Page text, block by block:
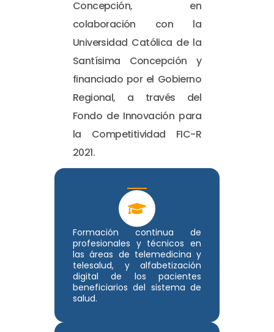
Formación continua de
profesionales y técnicos en
las áreas de telemedicina y
telesalud, y alfabetización
digital de los pacientes
beneficiarios del sistema de
salud.
Concepción, en
colaboración con la
Universidad Católica de la
Santísima Concepción y
financiado por el Gobierno
Regional, a través del
Fondo de Innovación para
la Competitividad FIC-R
2021.